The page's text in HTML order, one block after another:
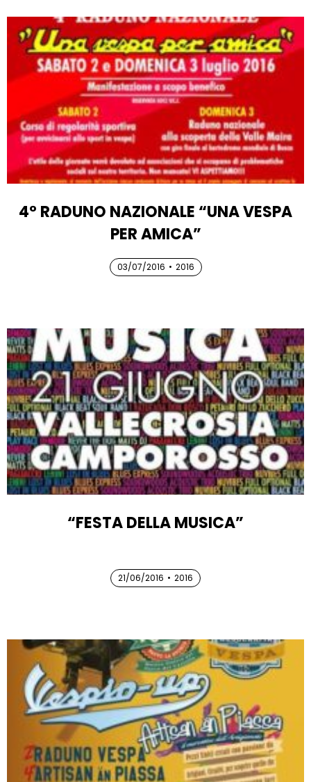
4° RADUNO NAZIONALE “UNA VESPA
PER AMICA”
03/07/2016 • 2016
03/07/2016
“FESTA DELLA MUSICA”
21/06/2016 • 2016
21/06/2016